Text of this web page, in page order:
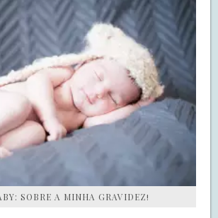
SOBRE A MINHA GRAVIDEZ!